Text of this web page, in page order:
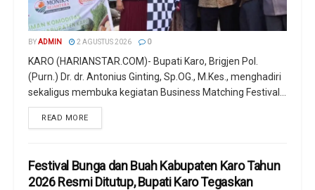
BYADMIN 2 AGUSTUS 2026 0
KARO (HARIANSTAR.COM)- Bupati Karo, Brigjen Pol.
(Purn.) Dr. dr. Antonius Ginting, Sp.OG., M.Kes., menghadiri
sekaligus membuka kegiatan Business Matching Festival...
READ MORE
Festival Bunga dan Buah Kabupaten Karo Tahun
2026 Resmi Ditutup, Bupati Karo Tegaskan